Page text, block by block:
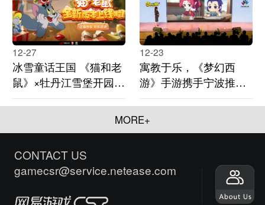
12-27
冰雪童话王国 《猫和老
鼠》×牡丹江雪堡开园预
告
12-23
寓教于乐，《梦幻西
游》手游携手宁波推广
垃圾分类
MORE+
CONTACT US
gamecsr@service.netease.com